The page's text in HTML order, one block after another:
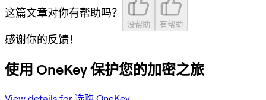
这篇文章对你有帮助吗？
没帮助 有帮助
感谢你的反馈！
使用 OneKey 保护您的加密之旅